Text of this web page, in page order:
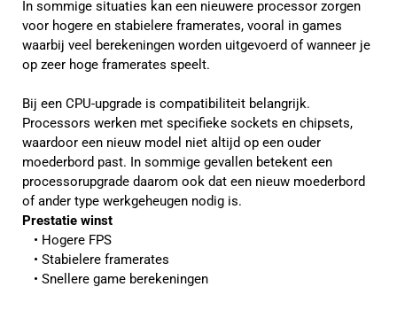
In sommige situaties kan een nieuwere processor zorgen
voor hogere en stabielere framerates, vooral in games
waarbij veel berekeningen worden uitgevoerd of wanneer je
op zeer hoge framerates speelt.
Bij een CPU-upgrade is compatibiliteit belangrijk.
Processors werken met specifieke sockets en chipsets,
waardoor een nieuw model niet altijd op een ouder
moederbord past. In sommige gevallen betekent een
processorupgrade daarom ook dat een nieuw moederbord
of ander type werkgeheugen nodig is.
Prestatie winst
Hogere FPS
Stabielere framerates
Snellere game berekeningen